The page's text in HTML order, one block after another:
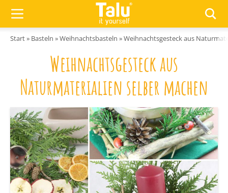
Start» Basteln »Weihnachtsbasteln »Weihnachtsgesteck aus
Weihnachtsgesteck aus
Naturmaterialien selber machen